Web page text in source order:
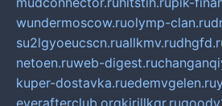
wundermoscow.ruolymp-clan.ru
su2lgyoeucscn.ruallkmv.ru
netoen.ruweb-digest.ru
kuper-dostavka.ruedemvgelen.ru
everafterclub.orgkirillkgr.ru